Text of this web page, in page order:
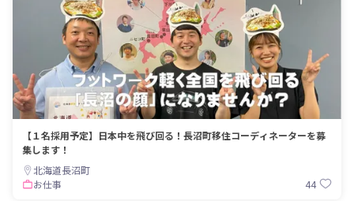
【１名採用予定】日本中を飛び回る！長沼町移住コーディネーターを募
集します！
北海道長沼町
お仕事
44